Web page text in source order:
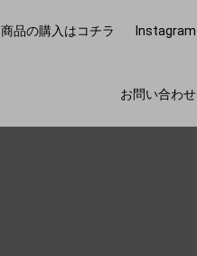
商品の購入はコチラ Instagram
お問い合わせ